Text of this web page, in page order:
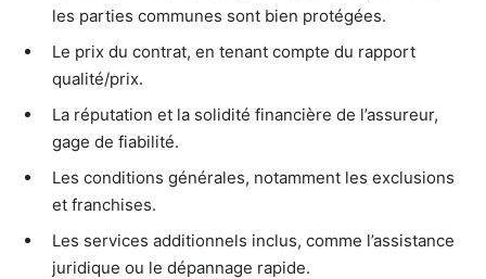
les parties communes sont bien protégées.
Le prix du contrat, en tenant compte du rapport
qualité/prix.
La réputation et la solidité financière de l’assureur,
gage de fiabilité.
Les conditions générales, notamment les exclusions
et franchises.
Les services additionnels inclus, comme l’assistance
juridique ou le dépannage rapide.